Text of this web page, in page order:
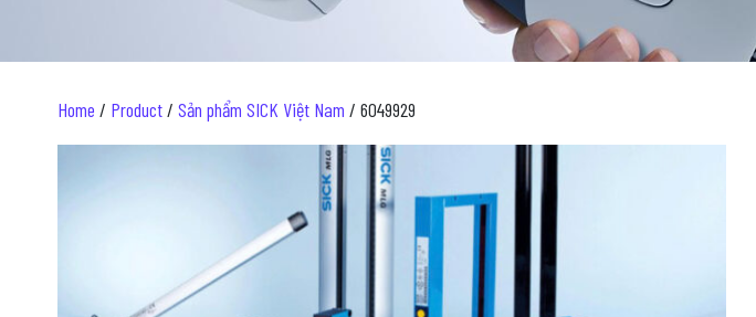
Home / Product/ Sản phẩm SICK Việt Nam / 6049929